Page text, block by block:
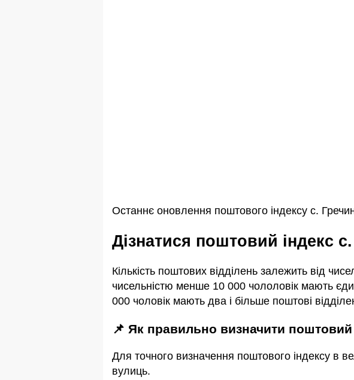
Останнє оновлення поштового індексу с.
Дізнатися поштовий індекс
Кількість поштових відділень залежить від
чисельністю менше 10 000 чололовік мають
000 чоловік мають два і більше поштові
📌 Як правильно визначити
Для точного визначення поштового індексу в
вулиць.